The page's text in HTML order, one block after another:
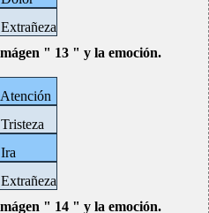
" 13 " y la emoción.
" 14 " y la emoción.